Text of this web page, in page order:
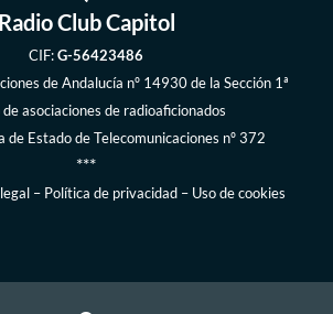
Radio Club Capitol
CIF:G-56423486
de Andalucía nº 14930 de la Sección 1ª
asociaciones de radioaficionados
de Estado de Telecomunicaciones nº 372
***
– Política de privacidad – Uso de cookies